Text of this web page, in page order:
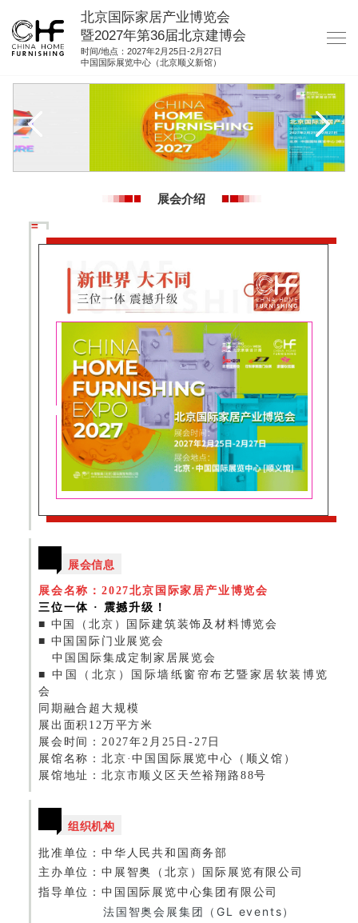
北京国际家居产业博览会
暨2027年第36届北京建博会
时间/地点：2027年2月25日-2月27日
中国国际展览中心（北京顺义新馆）
关于我们
展商服务
资料下载
展会介绍
展会信息
展会名称：2027北京国际家居产业博览会
三位一体 · 震撼升级！
■ 中国（北京）国际建筑装饰及材料博览会
■ 中国国际门业展览会
中国国际集成定制家居展览会
■中国（北京）国际墙纸窗帘布艺暨家居软装博览
会
同期融合超大规模
展出面积12万平方米
展会时间：2027年2月25日-27日
展馆名称：北京·中国国际展览中心（顺义馆）
展馆地址：北京市顺义区天竺裕翔路 88号
组织机构
批准单位： 中华人民共和国商务部
主办单位： 中展智奥（北京）国际展览有限公司
指导单位： 中国国际展览中心集团有限公司
法国智奥会展集团（GL events）